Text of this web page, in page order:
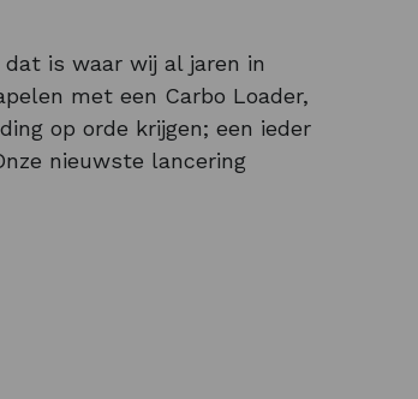
is waar wij al jaren in
met een Carbo Loader,
op orde krijgen; een ieder
nieuwste lancering